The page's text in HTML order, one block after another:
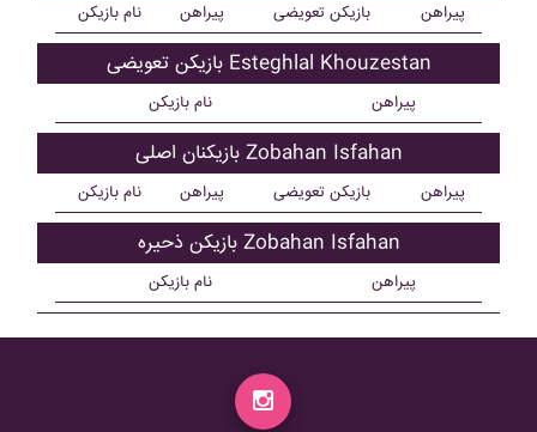
نام بازیکن پیراهن بازیکن تعویضی پیراهن
بازیکن تعویضی Esteghlal Khouzestan
نام بازیکن پیراهن
بازیکنان اصلی Zobahan Isfahan
نام بازیکن پیراهن بازیکن تعویضی پیراهن
بازیکن ذحیره Zobahan Isfahan
نام بازیکن پیراهن